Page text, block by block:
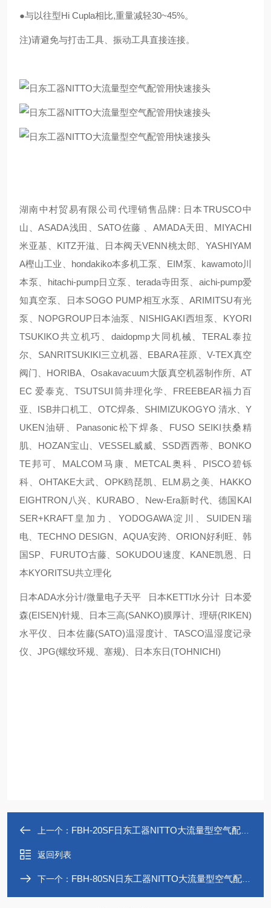
●与以往型Hi Cupla相比,重量减轻30~45%。
注)请避免与打击工具、振动工具直接连接。
湖南中村贸易有限公司代理销售品牌: 日本TRUSCO中
山、ASADA浅田、SATO佐藤 、AMADA天田、MIYACHI
米亚基、KITZ开滋、日本阀天VENN桃太郎、YASHIYAM
A樫山工业、hondakiko本多机工泵、EIM泵、kawamoto川
本泵、hitachi-pump日立泵、terada寺田泵、aichi-pump爱
知真空泵、日本SOGO PUMP相互水泵、ARIMITSU有光
泵、NOPGROUP日本油泵、NISHIGAKI西坦泵、KYORI
TSUKIKO共立机巧、daidopmp大同机械、TERAL泰拉
尔、SANRITSUKIKI三立机器、EBARA荏原、V-TEX真空
阀门、HORIBA、Osakavacuum大阪真空机器制作所、AT
EC 爱泰克、TSUTSUI筒井理化学、FREEBEAR福力百
亚、ISB井口机工、OTC焊条、SHIMIZUKOGYO 清水、Y
UKEN油研、Panasonic松下焊条、FUSO SEIKI扶桑精
肌、HOZAN宝山、VESSEL威威、SSD西西蒂、BONKO
TE邦可、MALCOM马康、METCAL奥科、PISCO碧铄
科、OHTAKE大武、OPK鸥琵凯、ELM易之美、HAKKO
EIGHTRON八兴、KURABO、New-Era新时代、德国KAI
SER+KRAFT皇加力、YODOGAWA淀川、SUIDEN瑞
电、TECHNO DESIGN、AQUA安跨、ORION好利旺、韩
国SP、FURUTO古藤、SOKUDOU速度、KANE凯恩、日
本KYORITSU共立理化
日本ADA水分计/微量电子天平 日本KETTI水分计 日本爱
森(EISEN)针规、日本三高(SANKO)膜厚计、理研(RIKEN)
水平仪、日本佐藤(SATO)温湿度计、TASCO温湿度记录
仪、JPG(螺纹环规、塞规)、日本东日(TOHNICHI)
上一个： FBH-20SF日东工器NITTO大流量型空气配管用快速接头
返回列表
下一个： FBH-80SN日东工器NITTO大流量型空气配管用快速接头